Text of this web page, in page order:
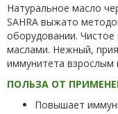
Натуральное масло
SAHRA выжато
оборудовании.
маслами. Нежный,
иммунитета взрослым
ПОЛЬЗА ОТ
Повышает